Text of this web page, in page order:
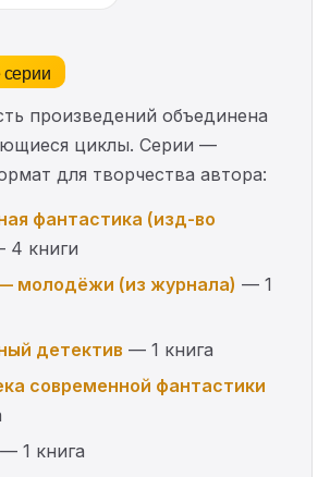
произведений объединена
циклы. Серии —
для творчества автора:
фантастика (изд-во
4 книги
молодёжи (из журнала) — 1
детектив — 1 книга
современной фантастики
— 1 книга